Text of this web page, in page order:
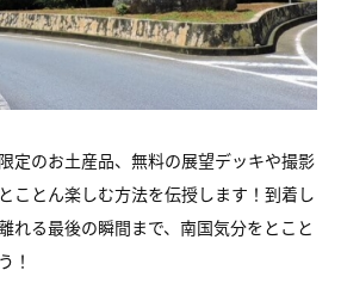
定のお土産品、無料の展望デッキや撮影
ことん楽しむ方法を伝授します！到着し
れる最後の瞬間まで、南国気分をとこと
！